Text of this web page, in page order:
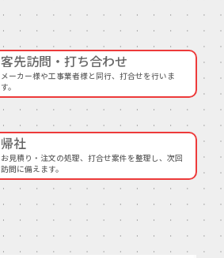
客先訪問・打ち合わせ
メーカー様や工事業者様と同行、打合せを行いま
す。
帰社
お見積り・注文の処理、打合せ案件を整理し、次回
訪問に備えます。